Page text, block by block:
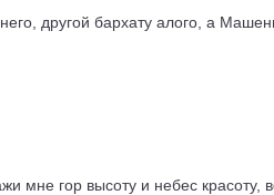
другой бархату алого, а
мне гор высоту и небес красоту,